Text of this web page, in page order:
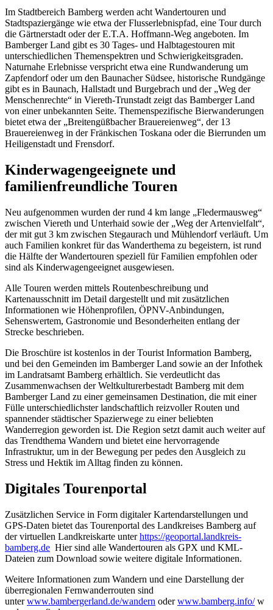
Im Stadtbereich Bamberg werden acht Wandertouren und
Stadtspaziergänge wie etwa der Flusserlebnispfad, eine Tour durch
die Gärtnerstadt oder der E.T.A. Hoffmann-Weg angeboten. Im
Bamberger Land gibt es 30 Tages- und Halbtagestouren mit
unterschiedlichen Themenspektren und Schwierigkeitsgraden.
Naturnahe Erlebnisse verspricht etwa eine Rundwanderung um
Zapfendorf oder um den Baunacher Südsee, historische Rundgänge
gibt es in Baunach, Hallstadt und Burgebrach und der „Weg der
Menschenrechte“ in Viereth-Trunstadt zeigt das Bamberger Land
von einer unbekannten Seite. Themenspezifische Bierwanderungen
bietet etwa der „Breitengüßbacher Brauereienweg“, der 13
Brauereienweg in der Fränkischen Toskana oder die Bierrunden um
Heiligenstadt und Frensdorf.
Kinderwagengeeignete und
familienfreundliche Touren
Neu aufgenommen wurden der rund 4 km lange „Fledermausweg“
zwischen Viereth und Unterhaid sowie der „Weg der Artenvielfalt“,
der mit gut 3 km zwischen Stegaurach und Mühlendorf verläuft. Um
auch Familien konkret für das Wanderthema zu begeistern, ist rund
die Hälfte der Wandertouren speziell für Familien empfohlen oder
sind als Kinderwagengeeignet ausgewiesen.
Alle Touren werden mittels Routenbeschreibung und
Kartenausschnitt im Detail dargestellt und mit zusätzlichen
Informationen wie Höhenprofilen, ÖPNV-Anbindungen,
Sehenswertem, Gastronomie und Besonderheiten entlang der
Strecke beschrieben.
Die Broschüre ist kostenlos in der Tourist Information Bamberg,
und bei den Gemeinden im Bamberger Land sowie an der Infothek
im Landratsamt Bamberg erhältlich. Sie verdeutlicht das
Zusammenwachsen der Weltkulturerbestadt Bamberg mit dem
Bamberger Land zu einer gemeinsamen Destination, die mit einer
Fülle unterschiedlichster landschaftlich reizvoller Routen und
spannender städtischer Spazierwege zu einer beliebten
Wanderregion geworden ist. Die Region setzt damit auch weiter auf
das Trendthema Wandern und bietet eine hervorragende
Infrastruktur, um in der Bewegung per pedes den Ausgleich zu
Stress und Hektik im Alltag finden zu können.
Digitales Tourenportal
Zusätzlichen Service in Form digitaler Kartendarstellungen und
GPS-Daten bietet das Tourenportal des Landkreises Bamberg auf
der virtuellen Landkreiskarte unterhttps://geoportal.landkreis-
bamberg.de Hier sind alle Wandertouren als GPX und KML-
Dateien zum Download sowie weitere digitale Informationen.
Weitere Informationen zum Wandern und eine Darstellung der
überregionalen Fernwanderrouten sind
unterwww.bambergerland.de/wandern oderwww.bamberg.info/w